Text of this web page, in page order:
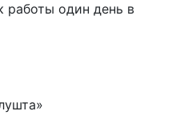
работы один день в